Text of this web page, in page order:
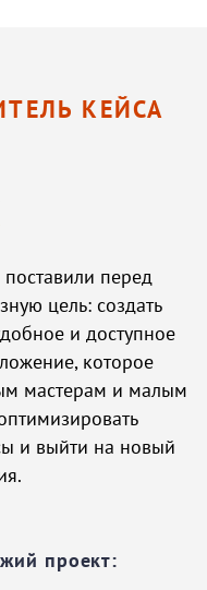
КЕЙСА
перед
цель: создать
и доступное
которое
мастерам и малым
и выйти на новый
проект: